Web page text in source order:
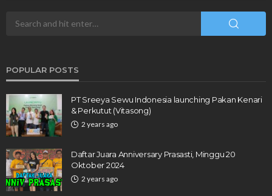
POPULAR POSTS
PT Sreeya Sewu Indonesia launching Pakan Kenari
& Perkutut (Vitasong)
2 years ago
Daftar Juara Anniversary Prasasti, Minggu 20
Oktober 2024
2 years ago